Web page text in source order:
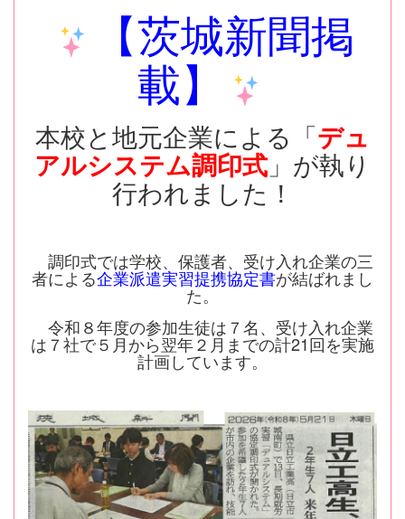
【茨城新聞掲
載】
本校と地元企業による「デュ
アルシステム調印式 」が執り
行われました！
調印式では学校、保護者、受け入れ企業の三
者による企業派遣実習提携協定書が結ばれまし
た。
令和８年度の参加生徒は７名、受け入れ企業
は７社で５月から翌年２月までの計21回を実施
計画しています。